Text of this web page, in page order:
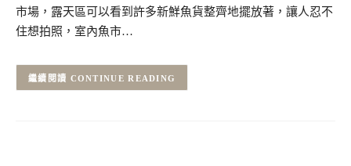
市場，露天區可以看到許多新鮮魚貨整齊地擺放著，讓人忍不
住想拍照，室內魚市…
CONTINUE READING